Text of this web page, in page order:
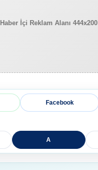
Haber İçi Reklam Alanı 444x200
Facebook
A